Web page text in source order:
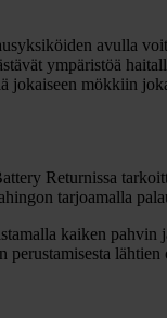
avulla
ympäristöä
jokaiseen mökkiin
Returnissa
tarjoamalla
kaiken